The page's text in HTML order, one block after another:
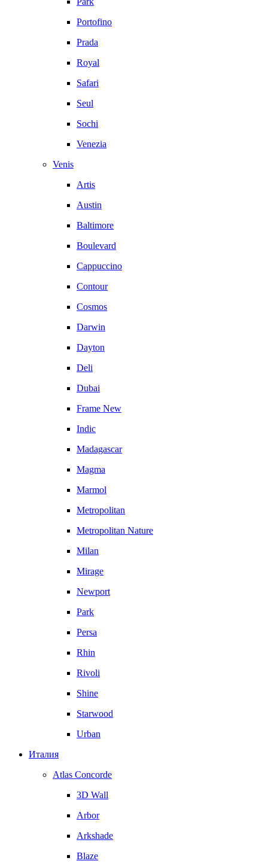
Portofino
Prada
Royal
Safari
Seul
Sochi
Venezia
Venis
Artis
Austin
Baltimore
Boulevard
Cappuccino
Contour
Cosmos
Darwin
Dayton
Deli
Dubai
Frame New
Indic
Madagascar
Magma
Marmol
Metropolitan
Metropolitan Nature
Milan
Mirage
Newport
Park
Persa
Rhin
Rivoli
Shine
Starwood
Urban
Италия
Atlas Concorde
3D Wall
Arbor
Arkshade
Blaze